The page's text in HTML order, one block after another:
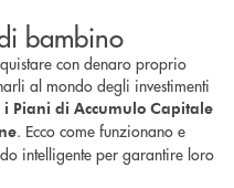
bambino
con denaro proprio
al mondo degli investimenti
Piani di Accumulo Capitale
. Ecco come funzionano e
intelligente per garantire loro